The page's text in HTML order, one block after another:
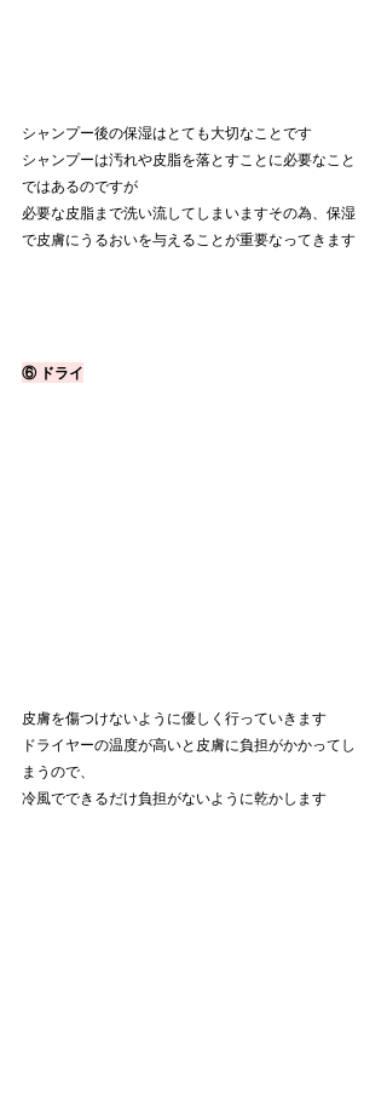
シャンプー後の保湿はとても大切なことです
シャンプーは汚れや皮脂を落とすことに必要なこと
ではあるのですが
必要な皮脂まで洗い流してしまいますその為、保湿
で皮膚にうるおいを与えることが重要なってきます
⑥ ドライ
皮膚を傷つけないように優しく行っていきます
ドライヤーの温度が高いと皮膚に負担がかかってし
まうので、
冷風でできるだけ負担がないように乾かします